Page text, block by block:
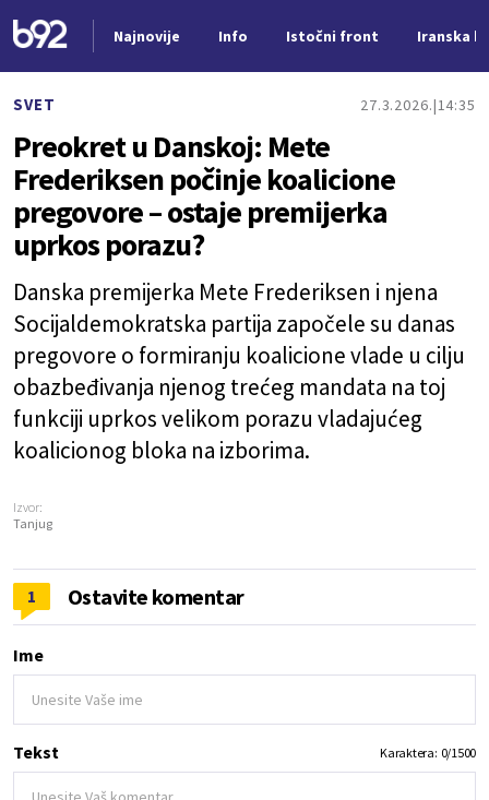
Najnovije Info Istočni front Iranska
SVET 27.3.2026. 14:35
Preokret u Danskoj: Mete
Frederiksen počinje koalicione
pregovore – ostaje premijerka
uprkos porazu?
Danska premijerka Mete Frederiksen i njena
Socijaldemokratska partija započele su danas
pregovore o formiranju koalicione vlade u cilju
obazbeđivanja njenog trećeg mandata na toj
funkciji uprkos velikom porazu vladajućeg
koalicionog bloka na izborima.
Izvor:
Tanjug
1 Ostavite komentar
Ime
Tekst Karaktera: 0/1500